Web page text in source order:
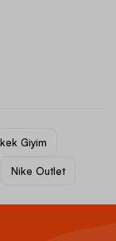
Giyim
Nike Outlet